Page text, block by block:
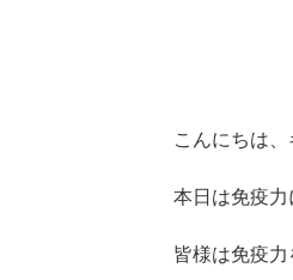
こんにちは
本日は免疫力
皆様は免疫